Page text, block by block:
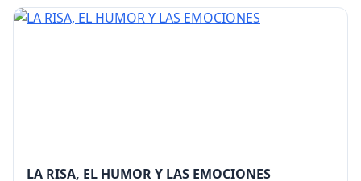
LA RISA, EL HUMOR Y LAS EMOCIONES